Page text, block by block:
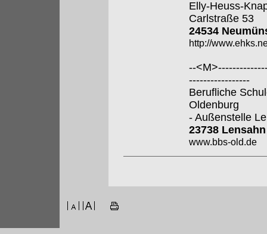
Elly-Heuss-
Carlstraße 53
24534
http://
--
-----------------
Berufliche
Oldenburg
- Außenstelle
23738
www.bbs-old.de